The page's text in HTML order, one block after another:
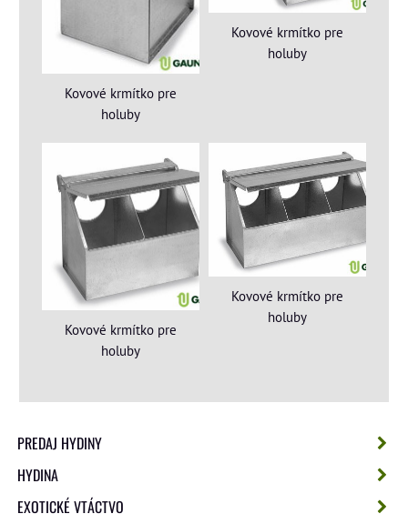
Kovové krmítko pre
holuby
Kovové krmítko pre
holuby
Kovové krmítko pre
holuby
Kovové krmítko pre
holuby
PREDAJ HYDINY
HYDINA
EXOTICKÉ VTÁCTVO